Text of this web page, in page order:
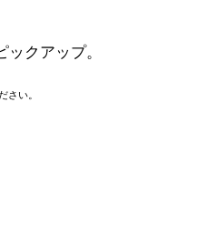
クアップ。
さい。